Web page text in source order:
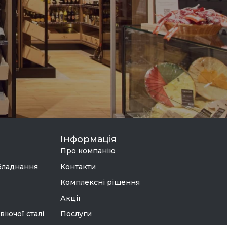
сталі
Інформація
Про компанію
Контакти
Комплексні рішення
Акції
Послуги